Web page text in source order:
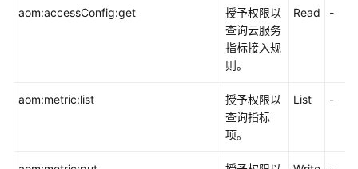
aom:accessConfig:get
授予权限以
查询云服务
指标接入规
则。
Read -
aom:metric:list
授予权限以
查询指标
项。
List -